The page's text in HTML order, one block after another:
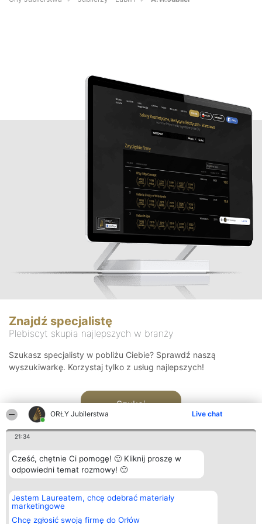
ORŁY Jubilerstwa Live chat
21:34
Cześć, chętnie Ci pomogę! 🙂 Kliknij proszę w
odpowiedni temat rozmowy! 🙂
Jestem Laureatem, chcę odebrać materiały
marketingowe
Chcę zgłosić swoją firmę do Orłów
Znajdź specjalistę
Plebiscyt skupia najlepszych w branży
Szukasz specjalisty w pobliżu Ciebie? Sprawdź naszą
wyszukiwarkę. Korzystaj tylko z usług najlepszych!
Szukaj
Organizator plebiscytu
Bright Side Solutions sp. z o.
o. sp. k.
ul. Ruska 22
Plebiscyt
Laureaci
wszystkich
Kontakt
Kontakt